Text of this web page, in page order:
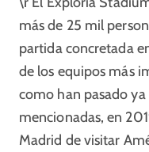
más de 25 mil
partida concretada
de los equipos más
como han pasado
mencionadas, en
Madrid de visitar